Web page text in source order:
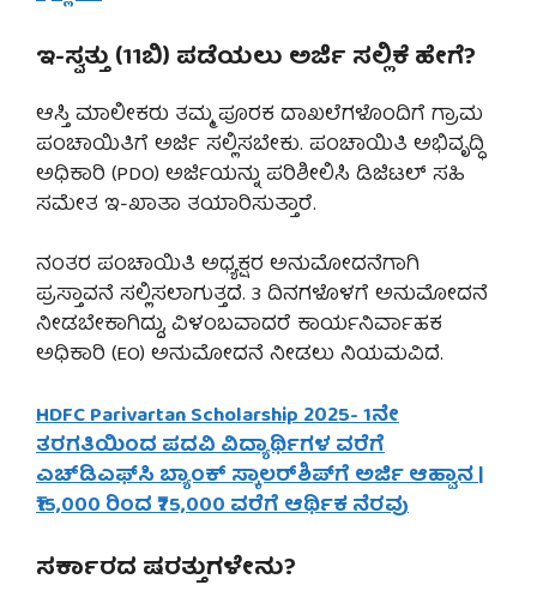
ಇ-ಸ್ವತ್ತು (11ಬಿ) ಪಡೆಯಲು ಅರ್ಜಿ ಸಲ್ಲಿಕೆ ಹೇಗೆ?
ಆಸ್ತಿ ಮಾಲೀಕರು ತಮ್ಮ ಪೂರಕ ದಾಖಲೆಗಳೊಂದಿಗೆ ಗ್ರಾಮ
ಪಂಚಾಯಿತಿಗೆ ಅರ್ಜಿ ಸಲ್ಲಿಸಬೇಕು. ಪಂಚಾಯಿತಿ ಅಭಿವೃದ್ಧಿ
ಅಧಿಕಾರಿ (PDO) ಅರ್ಜಿಯನ್ನು ಪರಿಶೀಲಿಸಿ ಡಿಜಿಟಲ್ ಸಹಿ
ಸಮೇತ ಇ-ಖಾತಾ ತಯಾರಿಸುತ್ತಾರೆ.
ನಂತರ ಪಂಚಾಯಿತಿ ಅಧ್ಯಕ್ಷರ ಅನುಮೋದನೆಗಾಗಿ
ಪ್ರಸ್ತಾವನೆ ಸಲ್ಲಿಸಲಾಗುತ್ತದೆ. 3 ದಿನಗಳೊಳಗೆ ಅನುಮೋದನೆ
ನೀಡಬೇಕಾಗಿದ್ದು, ವಿಳಂಬವಾದರೆ ಕಾರ್ಯನಿರ್ವಾಹಕ
ಅಧಿಕಾರಿ (EO) ಅನುಮೋದನೆ ನೀಡಲು ನಿಯಮವಿದೆ.
HDFC Parivartan Scholarship 2025- 1ನೇ
ತರಗತಿಯಿಂದ ಪದವಿ ವಿದ್ಯಾರ್ಥಿಗಳ ವರೆಗೆ
ಎಚ್‌ಡಿಎಫ್‌ಸಿ ಬ್ಯಾಂಕ್ ಸ್ಕಾಲರ್‌ಶಿಪ್‌ಗೆ ಅರ್ಜಿ ಆಹ್ವಾನ |
₹15,000 ರಿಂದ ₹75,000 ವರೆಗೆ ಆರ್ಥಿಕ ನೆರವು
ಸರ್ಕಾರದ ಷರತ್ತುಗಳೇನು?